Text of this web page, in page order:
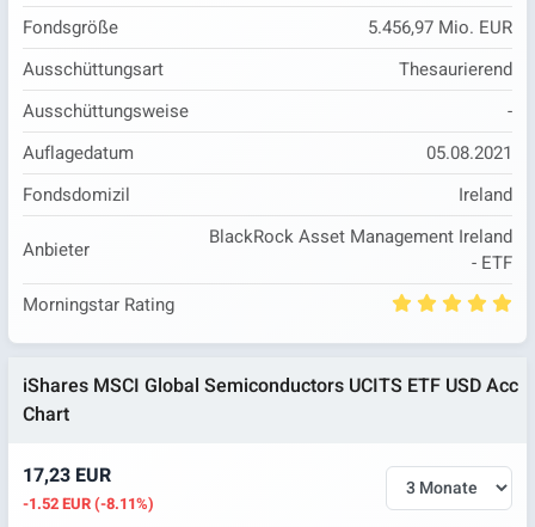
Fondsgröße
5.456,97 Mio. EUR
Ausschüttungsart
Thesaurierend
Ausschüttungsweise
-
Auflagedatum
05.08.2021
Fondsdomizil
Ireland
Anbieter
BlackRock Asset Management Ireland
- ETF
Morningstar Rating
iShares MSCI Global Semiconductors UCITS ETF USD Acc
Chart
17,23 EUR
-1.52 EUR (-8.11%)